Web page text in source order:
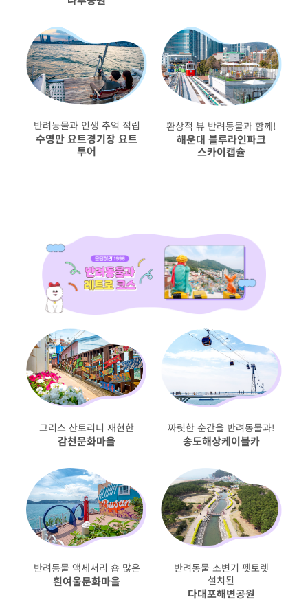
반려동물과 인생 추억 적립
수영만 요트경기장 요트
투어
환상적 뷰 반려동물과 함께!
해운대 블루라인파크
스카이캡슐
그리스 산토리니 재현한
감천문화마을
짜릿한 순간을 반려동물과!
송도해상케이블카
반려동물 액세서리 숍 많은
흰여울문화마을
반려동물 소변기 펫토렛
설치된
다대포해변공원